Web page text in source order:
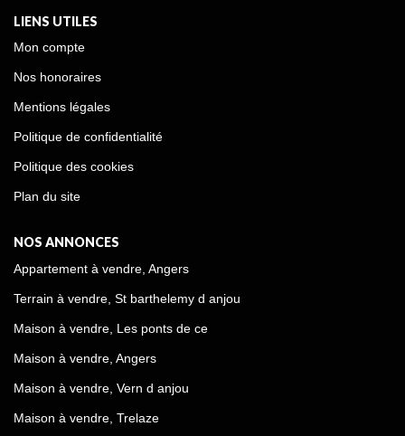
LIENS UTILES
Mon compte
Nos honoraires
Mentions légales
Politique de confidentialité
Politique des cookies
Plan du site
NOS ANNONCES
Appartement à vendre, Angers
Terrain à vendre, St barthelemy d anjou
Maison à vendre, Les ponts de ce
Maison à vendre, Angers
Maison à vendre, Vern d anjou
Maison à vendre, Trelaze